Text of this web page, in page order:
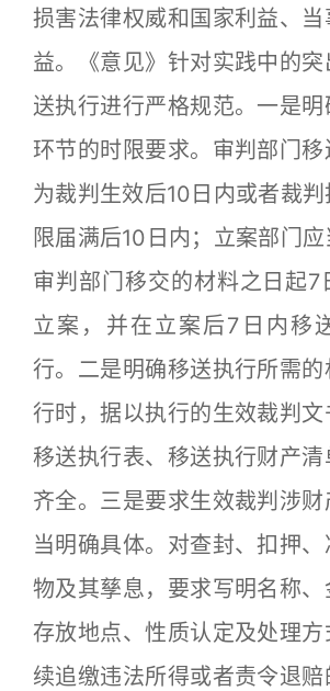
损害法律权威和国家利益、
益。《意见》针对实践中的
送执行进行严格规范。一是
环节的时限要求。审判部门
为裁判生效后10日内或者裁
限届满后10日内；立案部门
审判部门移交的材料之日起7
立案，并在立案后7日内移
行。二是明确移送执行所需
行时，据以执行的生效裁判文
移送执行表、移送执行财产
齐全。三是要求生效裁判涉
当明确具体。对查封、扣押
物及其孳息，要求写明名称、
存放地点、性质认定及处理
续追缴违法所得或者责令退赔